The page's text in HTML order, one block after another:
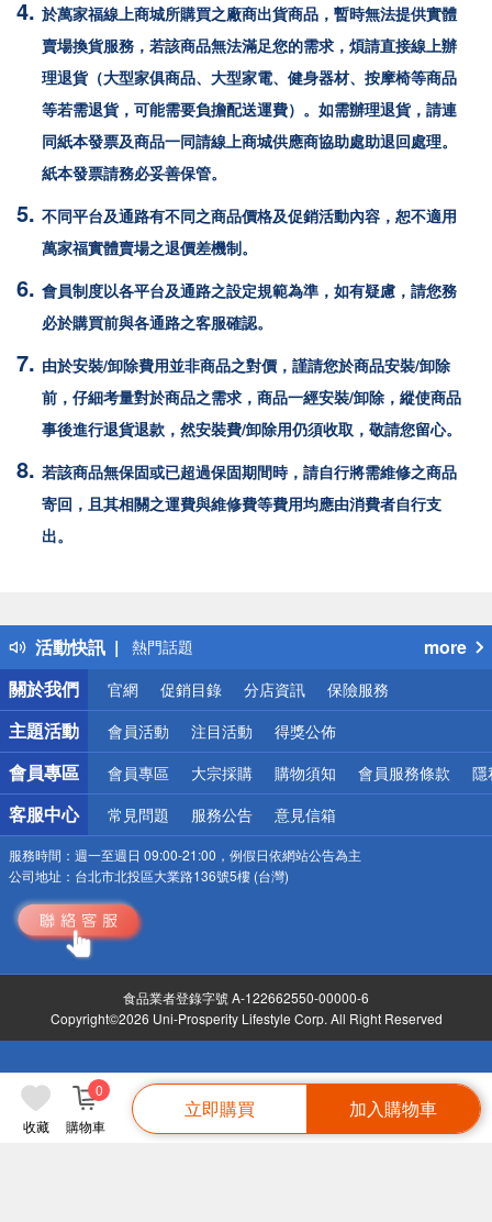
收藏 購物車
0
立即購買 加入購物車
於萬家福線上商城所購買之廠商出貨商品，暫時無法提供實體
賣場換貨服務，若該商品無法滿足您的需求，煩請直接線上辦
理退貨（大型家俱商品、大型家電、健身器材、按摩椅等商品
等若需退貨，可能需要負擔配送運費）。如需辦理退貨，請連
同紙本發票及商品一同請線上商城供應商協助處助退回處理。
紙本發票請務必妥善保管。
不同平台及通路有不同之商品價格及促銷活動內容，恕不適用
萬家福實體賣場之退價差機制。
會員制度以各平台及通路之設定規範為準，如有疑慮，請您務
必於購買前與各通路之客服確認。
由於安裝/卸除費用並非商品之對價，謹請您於商品安裝/卸除
前，仔細考量對於商品之需求，商品一經安裝/卸除，縱使商品
事後進行退貨退款，然安裝費/卸除用仍須收取，敬請您留心。
若該商品無保固或已超過保固期間時，請自行將需維修之商品
寄回，且其相關之運費與維修費等費用均應由消費者自行支
出。
活動快訊
得獎公告
熱門話題
銀行優惠
偏遠地區配送
詐騙網頁！請小心！
more
關於我們
官網 促銷目錄 分店資訊 保險服務
主題活動 會員活動 注目活動 得獎公佈
會員專區 會員專區 大宗採購 購物須知 會員服務條款 隱
客服中心 常見問題 服務公告 意見信箱
服務時間： 週一至週日 09:00-21:00，例假日依網站公告為主
公司地址： 台北市北投區大業路136號5樓 (台灣)
食品業者登錄字號 A-122662550-00000-6
Copyright©2026 Uni-Prosperity Lifestyle Corp. All Right Reserved